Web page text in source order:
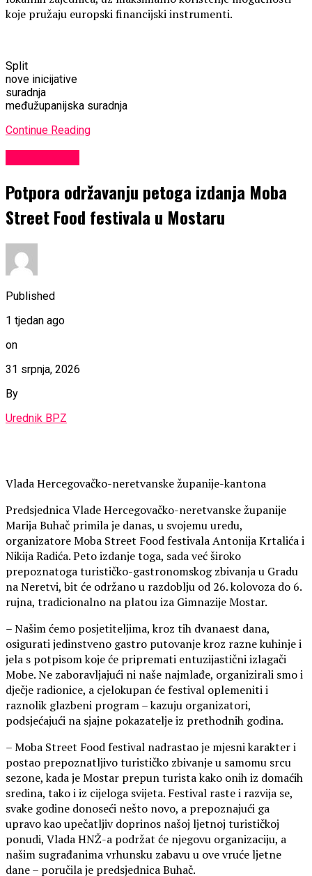
koje pružaju europski financijski instrumenti.
Split
nove inicijative
suradnja
međužupanijska suradnja
Continue Reading
Potpora održavanju petoga izdanja Moba
Street Food festivala u Mostaru
Published
1 tjedan ago
on
31 srpnja, 2026
By
Urednik BPZ
Vlada Hercegovačko-neretvanske županije-kantona
Predsjednica Vlade Hercegovačko-neretvanske županije
Marija Buhač primila je danas, u svojemu uredu,
organizatore Moba Street Food festivala Antonija Krtalića i
Nikija Radića. Peto izdanje toga, sada već široko
prepoznatoga turističko-gastronomskog zbivanja u Gradu
na Neretvi, bit će održano u razdoblju od 26. kolovoza do 6.
rujna, tradicionalno na platou iza Gimnazije Mostar.
– Našim ćemo posjetiteljima, kroz tih dvanaest dana,
osigurati jedinstveno gastro putovanje kroz razne kuhinje i
jela s potpisom koje će pripremati entuzijastični izlagači
Mobe. Ne zaboravljajući ni naše najmlađe, organizirali smo i
dječje radionice, a cjelokupan će festival oplemeniti i
raznolik glazbeni program – kazuju organizatori,
podsjećajući na sjajne pokazatelje iz prethodnih godina.
– Moba Street Food festival nadrastao je mjesni karakter i
postao prepoznatljivo turističko zbivanje u samomu srcu
sezone, kada je Mostar prepun turista kako onih iz domaćih
sredina, tako i iz cijeloga svijeta. Festival raste i razvija se,
svake godine donoseći nešto novo, a prepoznajući ga
upravo kao upečatljiv doprinos našoj ljetnoj turističkoj
ponudi, Vlada HNŽ-a podržat će njegovu organizaciju, a
našim sugrađanima vrhunsku zabavu u ove vruće ljetne
dane – poručila je predsjednica Buhač.